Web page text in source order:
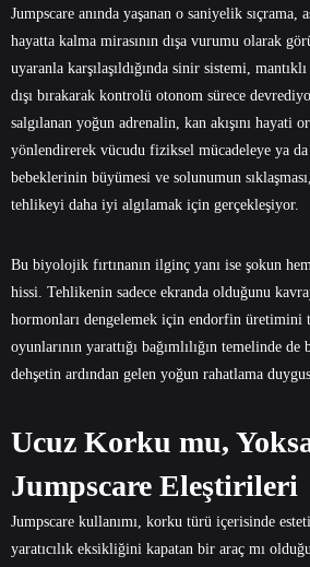
Jumpscare anında yaşanan o saniyelik sıçrama,
hayatta kalma mirasının dışa vurumu olarak
uyaranla karşılaşıldığında sinir sistemi,
dışı bırakarak kontrolü otonom sürece
salgılanan yoğun adrenalin, kan akışını hayati
yönlendirerek vücudu fiziksel mücadeleye ya da
bebeklerinin büyümesi ve solunumun
tehlikeyi daha iyi algılamak için gerçekleşiyor.
Bu biyolojik fırtınanın ilginç yanı ise şokun
hissi. Tehlikenin sadece ekranda olduğunu
hormonları dengelemek için endorfin
oyunlarının yarattığı bağımlılığın temelinde
dehşetin ardından gelen yoğun rahatlama
Ucuz Korku mu,
Jumpscare Eleştirileri
Jumpscare kullanımı, korku türü içerisinde
yaratıcılık eksikliğini kapatan bir araç mı